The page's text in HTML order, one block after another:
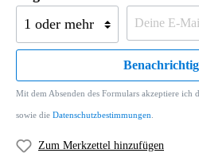
Mit dem Absenden des Formulars akzeptiere ich
sowie die Datenschutzbestimmungen
Zum Merkzettel hinzufügen